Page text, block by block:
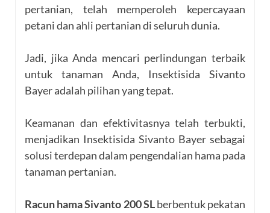
pertanian, telah memperoleh kepercayaan
petani dan ahli pertanian di seluruh dunia.
Jadi, jika Anda mencari perlindungan terbaik
untuk tanaman Anda, Insektisida Sivanto
Bayer adalah pilihan yang tepat.
Keamanan dan efektivitasnya telah terbukti,
menjadikan Insektisida Sivanto Bayer sebagai
solusi terdepan dalam pengendalian hama pada
tanaman pertanian.
Racun hama Sivanto 200 SLberbentuk pekatan